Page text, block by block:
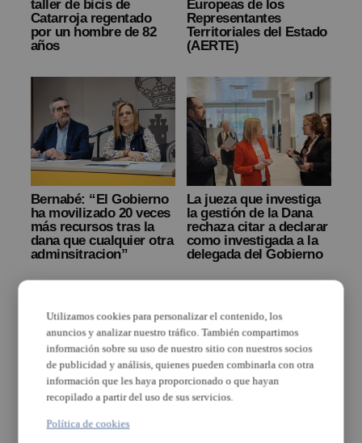
taller de bicis de
Catarroja regentado
por un hombre de 82
años
Europeas de los
Representantes
Territoriales del Estado
(AERTE)
Bernabé: “El Gobierno
ha movilizado 20 veces
más recursos tras la
dana que cualquier otra
adminsitracion”
La jueza que investiga
la gestión de la Dana
rechaza citar a declarar
como investigada a la
delegada del Gobierno
El Ministerio de
Agricultura, Pesca y
Alimentación eleva a
Utilizamos cookies para personalizar el contenido, los
anuncios y analizar nuestro tráfico. También compartimos
información sobre su uso de nuestro sitio con nuestros socios
de publicidad y análisis, quienes pueden combinarla con otra
información que les haya proporcionado o que hayan
recopilado a partir del uso de sus servicios.
Política de cookies